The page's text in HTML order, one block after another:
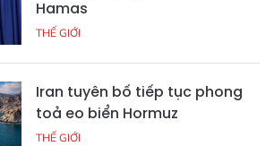
Hamas
THẾ GIỚI
Iran tuyên bố tiếp tục phong
toả eo biển Hormuz
THẾ GIỚI